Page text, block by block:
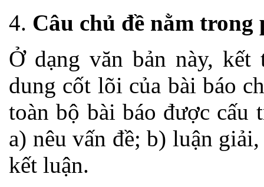
4. Câu chủ đề nằm
Ở dạng văn bản này,
dung cốt lõi của bài báo
toàn bộ bài báo được cấu
a) nêu vấn đề; b) luận
kết luận.